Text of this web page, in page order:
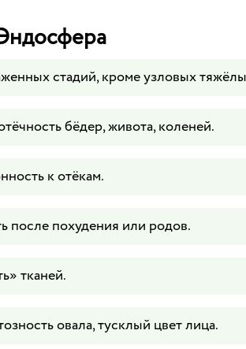
стадий, кроме узловых
бёдер, живота, коленей.
к отёкам.
после похудения или родов.
тканей.
овала, тусклый цвет лица.